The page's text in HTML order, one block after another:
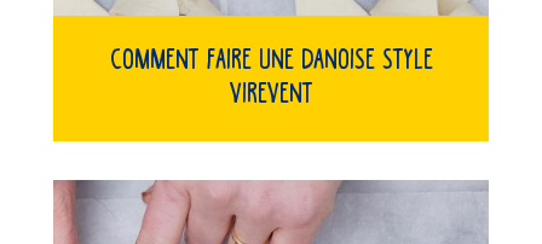
Comment faire une danoise style
virevent